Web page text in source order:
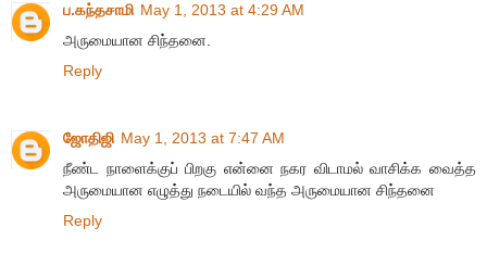
ப.கந்தசாமி May 1, 2013 at 4:29 AM
அருமையான சிந்தனை.
Reply
ஜோதிஜி May 1, 2013 at 7:47 AM
நீண்ட நாளைக்குப் பிறகு என்னை நகர விடாமல் வாசிக்க வைத்த
அருமையான எழுத்து நடையில் வந்த அருமையான சிந்தனை
Reply